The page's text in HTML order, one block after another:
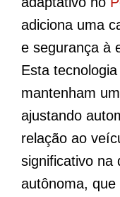
adiciona uma
e segurança à
Esta
mantenham
ajustando
relação ao
significativo na
autônoma,